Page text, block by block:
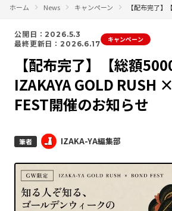
ホーム News キャンペーン
公開日：2026.5.3
最終更新日：2026.6.17
キャンペーン
【配布完了】【総額
IZAKAYA GOLD RUSH
FEST開催のお知らせ
筆者 IZAKA-YA編集部